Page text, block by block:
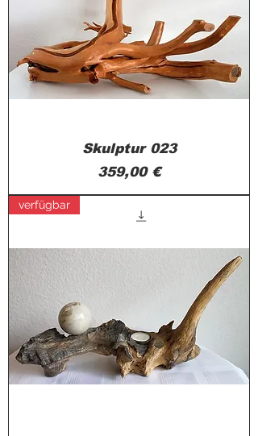
Skulptur 023
Preis
359,00 €
verfügbar